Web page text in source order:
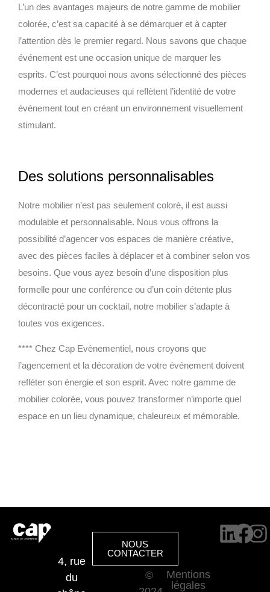
L’un des avantages majeurs de notre gamme de mobilier
colorée, c’est sa capacité à se démarquer et à capter
l’attention dès le premier regard. Nous savons que chaque
événement est une occasion unique de marquer les
esprits. C’est pourquoi nous avons sélectionné des pièces
modernes et audacieuses qui reflètent l’identité de votre
événement tout en créant un environnement visuellement
stimulant.
Des solutions personnalisables
Notre mobilier n’est pas seulement coloré, il est aussi
modulable et personnalisable. Nous vous offrons la
possibilité d’agencer vos espaces de manière créative,
avec des pièces faciles à déplacer et à combiner selon vos
besoins. Que vous ayez besoin d’une disposition plus
formelle pour une conférence ou d’un coin détente plus
décontracté pour un cocktail, notre mobilier s’adapte à
toutes vos exigences.
**** Chez Cap Evènementiel, nous croyons que
l’agencement et la décoration de votre événement doivent
refléter son énergie et son esprit. Avec notre gamme de
mobilier colorée, vous pouvez transformer n’importe quel
espace en un lieu dynamique, chaleureux et mémorable.
4, rue
du
NOUS
CONTACTER
©
Mentions
légales